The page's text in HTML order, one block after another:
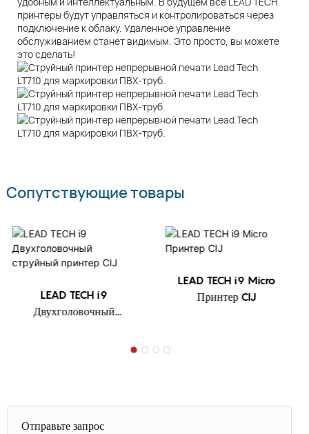
принтеры будут управляться и контролироваться через
подключение к облаку. Удаленное управление
обслуживанием станет видимым. Это просто, вы можете
это сделать!
Сопутствующие товары
LEAD TECH i9
Двухголовочный
LEAD TECH i9 Micro
Принтер CIJ
Отправьте запрос